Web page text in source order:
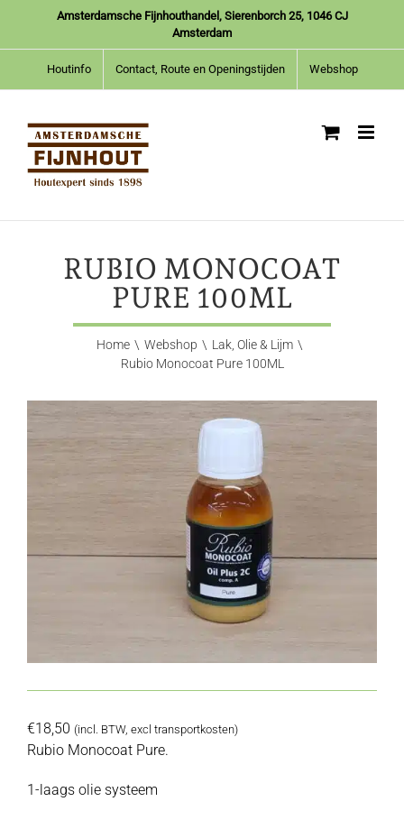
inhoud
Amsterdamsche Fijnhouthandel, Sierenborch 25, 1046 CJ
Amsterdam
Houtinfo Contact, Route en Openingstijden Webshop
RUBIO MONOCOAT
PURE 100ML
Home Webshop
Lak, Olie & Lijm
Rubio Monocoat Pure 100ML
€18,50 (incl. BTW, excl transportkosten)
Rubio Monocoat Pure.
1-laags olie systeem